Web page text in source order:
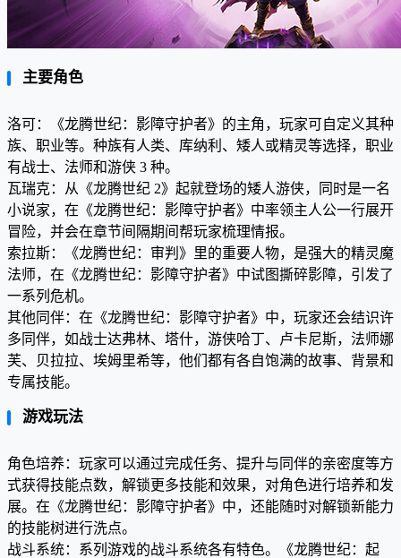
主要角色
洛可：《龙腾世纪：影障守护者》的主角，玩家可自定义其种
族、职业等。种族有人类、库纳利、矮人或精灵等选择，职业
有战士、法师和游侠 3 种。
瓦瑞克：从《龙腾世纪 2》起就登场的矮人游侠，同时是一名
小说家，在《龙腾世纪：影障守护者》中率领主人公一行展开
冒险，并会在章节间隔期间帮玩家梳理情报。
索拉斯：《龙腾世纪：审判》里的重要人物，是强大的精灵魔
法师，在《龙腾世纪：影障守护者》中试图撕碎影障，引发了
一系列危机。
其他同伴：在《龙腾世纪：影障守护者》中，玩家还会结识许
多同伴，如战士达弗林、塔什，游侠哈丁、卢卡尼斯，法师娜
芙、贝拉拉、埃姆里希等，他们都有各自饱满的故事、背景和
专属技能。
游戏玩法
角色培养：玩家可以通过完成任务、提升与同伴的亲密度等方
式获得技能点数，解锁更多技能和效果，对角色进行培养和发
展。在《龙腾世纪：影障守护者》中，还能随时对解锁新能力
的技能树进行洗点。
战斗系统：系列游戏的战斗系统各有特色。《龙腾世纪：起